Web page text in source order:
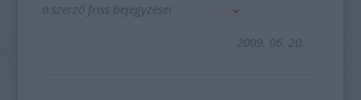
a szerző friss bejegyzései
2009. 06. 20.